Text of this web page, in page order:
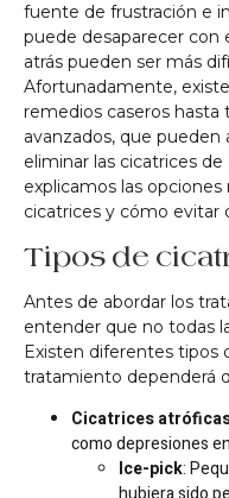
fuente de frustración e
puede desaparecer con
atrás pueden ser más
Afortunadamente,
remedios caseros
avanzados, que pueden
eliminar las cicatrices
explicamos las
cicatrices y cómo evitar
Tipos de
Antes de abordar los
entender que no todas
Existen diferentes tipos
tratamiento dependerá
Cicatrices
como depresiones
Ice-pick: